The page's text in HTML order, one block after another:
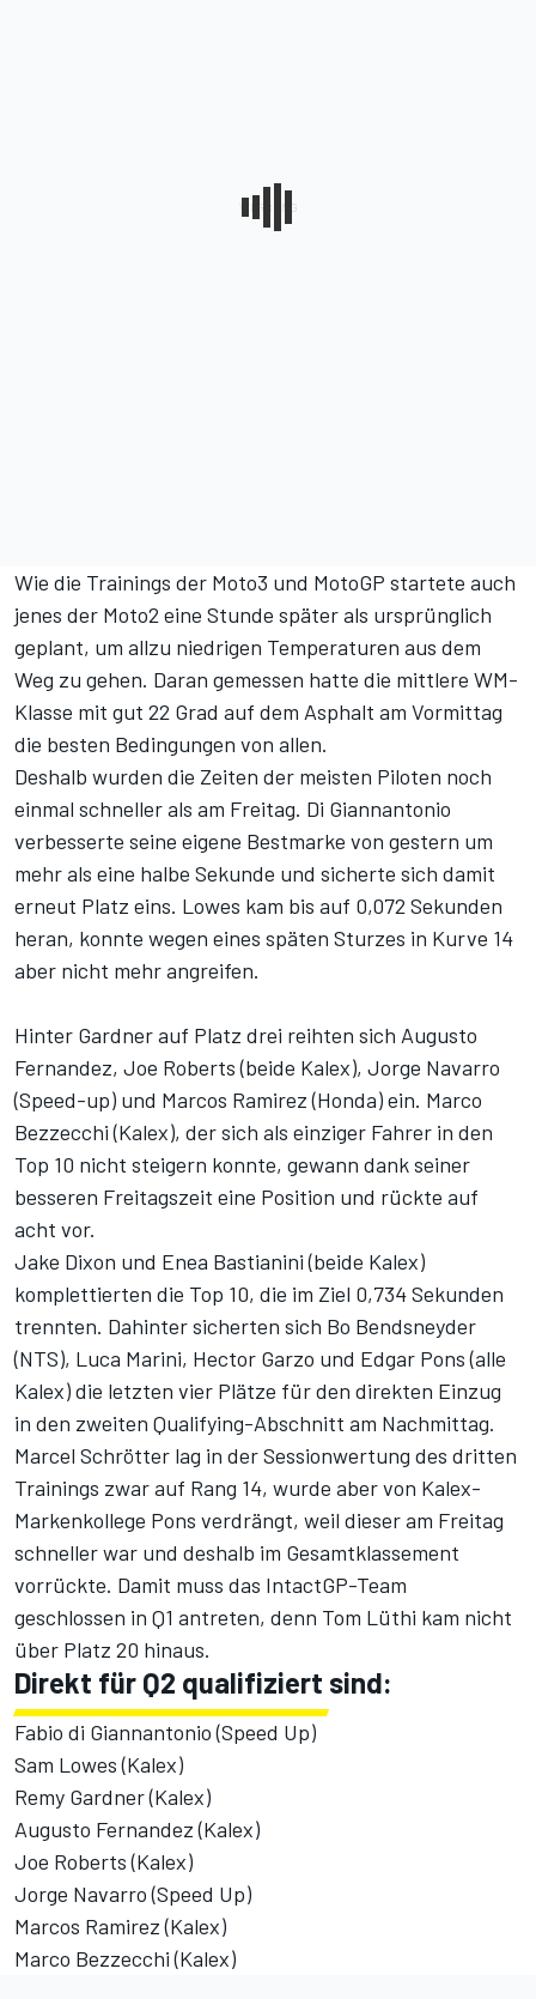
Wie die Trainings der Moto3 und MotoGP startete auch
jenes der Moto2 eine Stunde später als ursprünglich
geplant, um allzu niedrigen Temperaturen aus dem
Weg zu gehen. Daran gemessen hatte die mittlere WM-
Klasse mit gut 22 Grad auf dem Asphalt am Vormittag
die besten Bedingungen von allen.
Deshalb wurden die Zeiten der meisten Piloten noch
einmal schneller als am Freitag. Di Giannantonio
verbesserte seine eigene Bestmarke von gestern um
mehr als eine halbe Sekunde und sicherte sich damit
erneut Platz eins. Lowes kam bis auf 0,072 Sekunden
heran, konnte wegen eines späten Sturzes in Kurve 14
aber nicht mehr angreifen.
Hinter Gardner auf Platz drei reihten sich Augusto
Fernandez, Joe Roberts (beide Kalex), Jorge Navarro
(Speed-up) und Marcos Ramirez (Honda) ein. Marco
Bezzecchi (Kalex), der sich als einziger Fahrer in den
Top 10 nicht steigern konnte, gewann dank seiner
besseren Freitagszeit eine Position und rückte auf
acht vor.
Jake Dixon und Enea Bastianini (beide Kalex)
komplettierten die Top 10, die im Ziel 0,734 Sekunden
trennten. Dahinter sicherten sich Bo Bendsneyder
(NTS), Luca Marini, Hector Garzo und Edgar Pons (alle
Kalex) die letzten vier Plätze für den direkten Einzug
in den zweiten Qualifying-Abschnitt am Nachmittag.
Marcel Schrötter lag in der Sessionwertung des dritten
Trainings zwar auf Rang 14, wurde aber von Kalex-
Markenkollege Pons verdrängt, weil dieser am Freitag
schneller war und deshalb im Gesamtklassement
vorrückte. Damit muss das IntactGP-Team
geschlossen in Q1 antreten, denn Tom Lüthi kam nicht
über Platz 20 hinaus.
Direkt für Q2 qualifiziert sind:
Fabio di Giannantonio (Speed Up)
Sam Lowes (Kalex)
Remy Gardner (Kalex)
Augusto Fernandez (Kalex)
Joe Roberts (Kalex)
Jorge Navarro (Speed Up)
Marcos Ramirez (Kalex)
Marco Bezzecchi (Kalex)